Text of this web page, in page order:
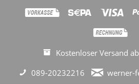
Kostenloser Versand
089-20232216
werner-